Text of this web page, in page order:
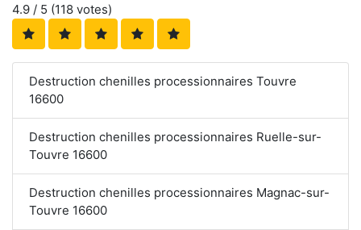
4.9 / 5 (118 votes)
Destruction chenilles processionnaires Touvre
16600
Destruction chenilles processionnaires Ruelle-sur-
Touvre 16600
Destruction chenilles processionnaires Magnac-sur-
Touvre 16600